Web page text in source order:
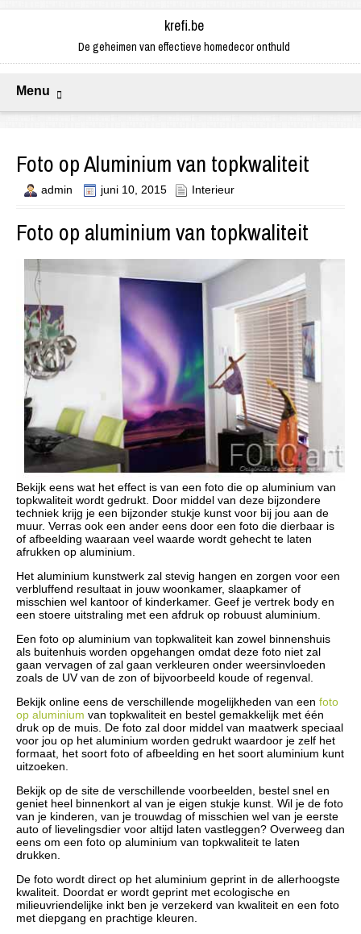
krefi.be
De geheimen van effectieve homedecor onthuld
Menu
Foto op Aluminium van topkwaliteit
admin juni 10, 2015 Interieur
Foto op aluminium van topkwaliteit
Bekijk eens wat het effect is van een foto die op aluminium van
topkwaliteit wordt gedrukt. Door middel van deze bijzondere
techniek krijg je een bijzonder stukje kunst voor bij jou aan de
muur. Verras ook een ander eens door een foto die dierbaar is
of afbeelding waaraan veel waarde wordt gehecht te laten
afrukken op aluminium.
Het aluminium kunstwerk zal stevig hangen en zorgen voor een
verbluffend resultaat in jouw woonkamer, slaapkamer of
misschien wel kantoor of kinderkamer. Geef je vertrek body en
een stoere uitstraling met een afdruk op robuust aluminium.
Een foto op aluminium van topkwaliteit kan zowel binnenshuis
als buitenhuis worden opgehangen omdat deze foto niet zal
gaan vervagen of zal gaan verkleuren onder weersinvloeden
zoals de UV van de zon of bijvoorbeeld koude of regenval.
Bekijk online eens de verschillende mogelijkheden van een foto
op aluminium van topkwaliteit en bestel gemakkelijk met één
druk op de muis. De foto zal door middel van maatwerk speciaal
voor jou op het aluminium worden gedrukt waardoor je zelf het
formaat, het soort foto of afbeelding en het soort aluminium kunt
uitzoeken.
Bekijk op de site de verschillende voorbeelden, bestel snel en
geniet heel binnenkort al van je eigen stukje kunst. Wil je de foto
van je kinderen, van je trouwdag of misschien wel van je eerste
auto of lievelingsdier voor altijd laten vastleggen? Overweeg dan
eens om een foto op aluminium van topkwaliteit te laten
drukken.
De foto wordt direct op het aluminium geprint in de allerhoogste
kwaliteit. Doordat er wordt geprint met ecologische en
milieuvriendelijke inkt ben je verzekerd van kwaliteit en een foto
met diepgang en prachtige kleuren.